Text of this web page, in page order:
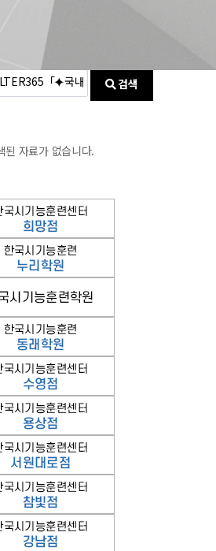
체상품검색
검색
된 자료가 없습니다.